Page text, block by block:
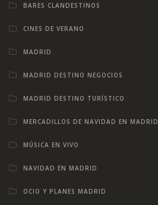
BARES CLANDESTINOS
CINES DE VERANO
MADRID
MADRID DESTINO NEGOCIOS
MADRID DESTINO TURÍSTICO
MERCADILLOS DE NAVIDAD EN MADRID
MÚSICA EN VIVO
NAVIDAD EN MADRID
OCIO Y PLANES MADRID